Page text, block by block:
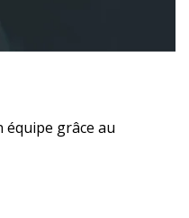
équipe grâce au